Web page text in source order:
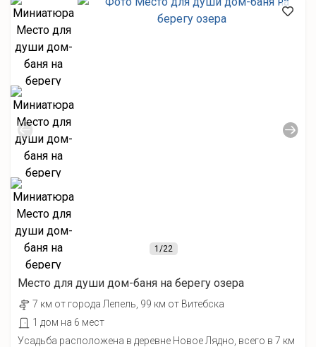
1/22
Место для души дом-баня на берегу озера
7 км от города Лепель, 99 км от Витебска
1 дом на 6 мест
Усадьба расположена в деревне Новое Лядно, всего в 7 км